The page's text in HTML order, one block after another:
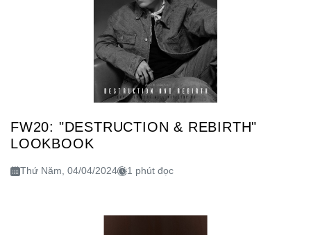
FW20: "DESTRUCTION & REBIRTH"
LOOKBOOK
Thứ Năm, 04/04/2024 1 phút đọc